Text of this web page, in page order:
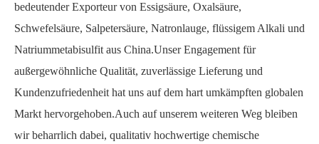
bedeutender Exporteur von Essigsäure, Oxalsäure,
Schwefelsäure, Salpetersäure, Natronlauge, flüssigem Alkali und
Natriummetabisulfit aus China.Unser Engagement für
außergewöhnliche Qualität, zuverlässige Lieferung und
Kundenzufriedenheit hat uns auf dem hart umkämpften globalen
Markt hervorgehoben.Auch auf unserem weiteren Weg bleiben
wir beharrlich dabei, qualitativ hochwertige chemische